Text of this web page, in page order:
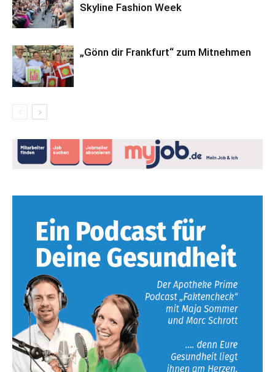
Skyline Fashion Week
„Gönn dir Frankfurt“ zum Mitnehmen